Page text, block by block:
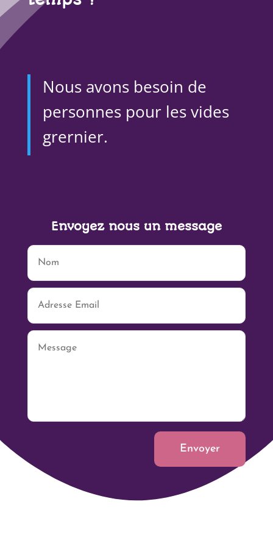
Nous avons besoin de
personnes pour les vides
grernier.
Envoyez nous un message
Envoyer